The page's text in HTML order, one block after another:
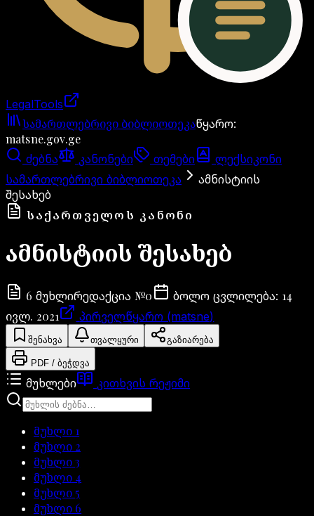
LegalTools
ანგარიში იტვირთება
სამართლებრივი ბიბლიოთეკაწყარო:
matsne.gov.ge
ძებნა კანონები თემები
ლექსიკონი
სამართლებრივი ბიბლიოთეკა
ამნისტიის
შესახებ
ᲡᲐᲥᲐᲠᲗᲕᲔᲚᲝᲡ ᲙᲐᲜᲝᲜᲘ
ამნისტიის შესახებ
6 მუხლირედაქცია №0 ბოლო ცვლილება: 14
ივლ. 2021
პირველწყარო (matsne)
შენახვა თვალყური გაზიარება
PDF / ბეჭდვა
მუხლები კითხვის რეჟიმი
მუხლი 1
მუხლი 2
მუხლი3
მუხლი 4
მუხლი 5
მუხლი 6